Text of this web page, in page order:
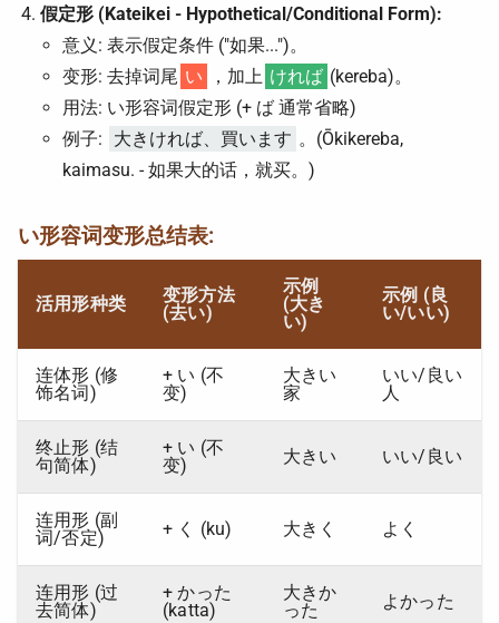
假定形 (Kateikei - Hypothetical/Conditional Form):
意义: 表示假定条件 ("如果...")。
变形: 去掉词尾 い ，加上 ければ (kereba)。
用法: い形容词假定形 (+ ば 通常省略)
例子:
大きければ、買います 。(Ōkikereba,
kaimasu. - 如果大的话，就买。)
い形容词变形总结表:
活用形种类
变形方法
(去い)
示例
(大き
い)
示例 (良
い/いい)
连体形 (修
饰名词)
+ い (不
变)
大きい
家
いい/良い
人
终止形 (结
句简体)
+ い (不
变)
大きい いい/良い
连用形 (副
词/否定)
+ く (ku) 大きく よく
连用形 (过
去简体)
+ かった
(katta)
大きか
った
よかった